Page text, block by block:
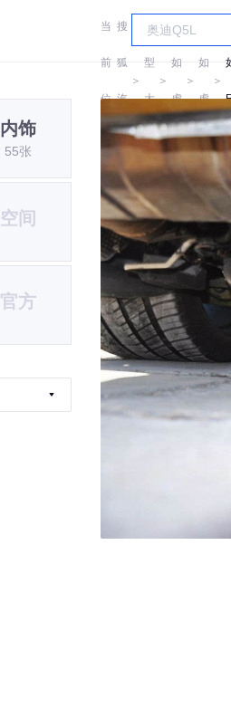
当
前
位
置:
搜
狐
汽
车
＞
车
型
大
全
＞
如
虎
＞
如
虎
＞
内饰
55张
空间
官方